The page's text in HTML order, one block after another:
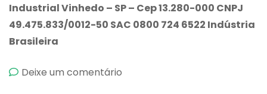
Industrial Vinhedo – SP – Cep 13.280-000 CNPJ
49.475.833/0012-50 SAC 0800 724 6522 Indústria
Brasileira
Deixe um comentário